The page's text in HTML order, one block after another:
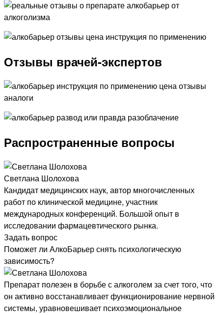
Отзывы врачей-экспертов
Распространенные вопросы
Светлана Шолохова
Кандидат медицинских наук, автор многочисленных
работ по клинической медицине, участник
международных конференций. Большой опыт в
исследовании фармацевтического рынка.
Задать вопрос
Поможет ли АлкоБарьер снять психологическую
зависимость?
Препарат полезен в борьбе с алкоголем за счет того, что
он активно восстанавливает функционирование нервной
системы, уравновешивает психоэмоциональное